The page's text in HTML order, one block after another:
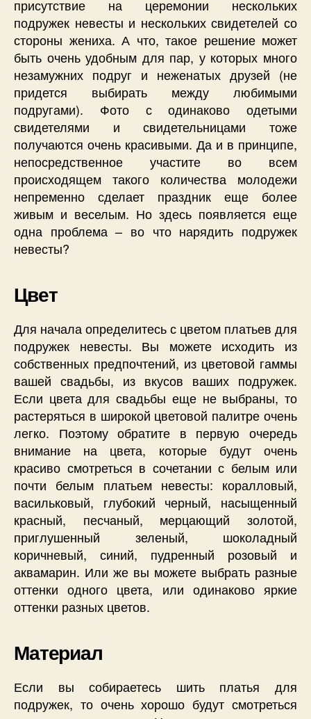
присутствие на церемонии нескольких
подружек невесты и нескольких свидетелей со
стороны жениха. А что, такое решение может
быть очень удобным для пар, у которых много
незамужних подруг и неженатых друзей (не
придется выбирать между любимыми
подругами). Фото с одинаково одетыми
свидетелями и свидетельницами тоже
получаются очень красивыми. Да и в принципе,
непосредственное участите во всем
происходящем такого количества молодежи
непременно сделает праздник еще более
живым и веселым. Но здесь появляется еще
одна проблема – во что нарядить подружек
невесты?
Цвет
Для начала определитесь с цветом платьев для
подружек невесты. Вы можете исходить из
собственных предпочтений, из цветовой гаммы
вашей свадьбы, из вкусов ваших подружек.
Если цвета для свадьбы еще не выбраны, то
растеряться в широкой цветовой палитре очень
легко. Поэтому обратите в первую очередь
внимание на цвета, которые будут очень
красиво смотреться в сочетании с белым или
почти белым платьем невесты: коралловый,
васильковый, глубокий черный, насыщенный
красный, песчаный, мерцающий золотой,
приглушенный зеленый, шоколадный
коричневый, синий, пудренный розовый и
аквамарин. Или же вы можете выбрать разные
оттенки одного цвета, или одинаково яркие
оттенки разных цветов.
Материал
Если вы собираетесь шить платья для
подружек, то очень хорошо будут смотреться